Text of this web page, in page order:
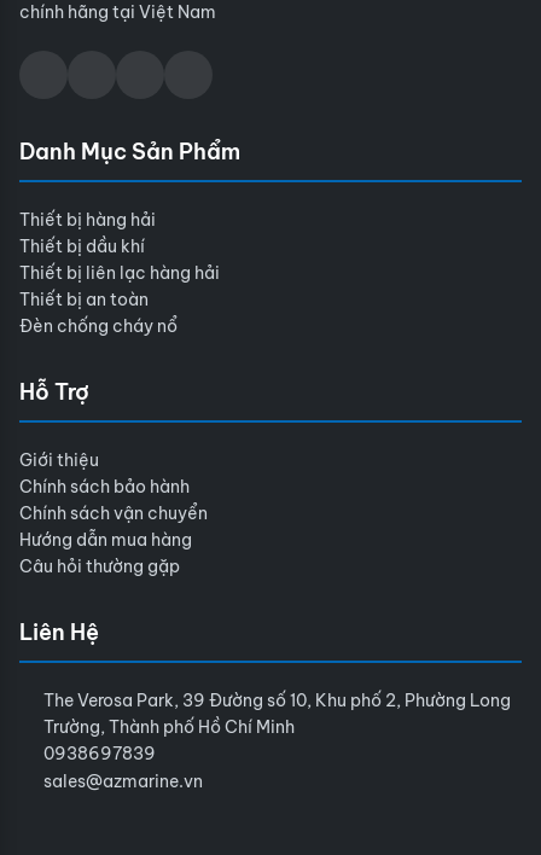
chính hãng tại Việt Nam
Danh Mục Sản Phẩm
Thiết bị hàng hải
Thiết bị dầu khí
Thiết bị liên lạc hàng hải
Thiết bị an toàn
Đèn chống cháy nổ
Hỗ Trợ
Giới thiệu
Chính sách bảo hành
Chính sách vận chuyển
Hướng dẫn mua hàng
Câu hỏi thường gặp
Liên Hệ
The Verosa Park, 39 Đường số 10, Khu phố 2, Phường Long
Trường, Thành phố Hồ Chí Minh
0938697839
sales@azmarine.vn